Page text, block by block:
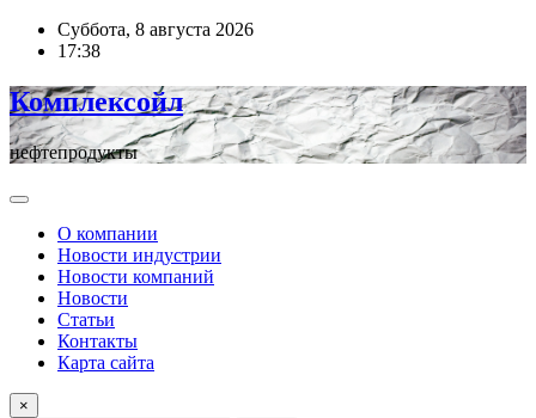
ПерейтиСуббота, 8 августа 2026
17:38
Комплексойл
нефтепродукты
О компании
Новости индустрии
Новости компаний
Новости
Статьи
Контакты
Карта сайта
×